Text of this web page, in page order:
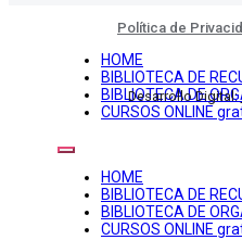
Política de
HOME
BIBLIOTECA DE
BIBLIOTECA DE
CURSOS ONLINE
HOME
BIBLIOTECA DE
BIBLIOTECA DE
CURSOS ONLINE
Desarrollo Digital: